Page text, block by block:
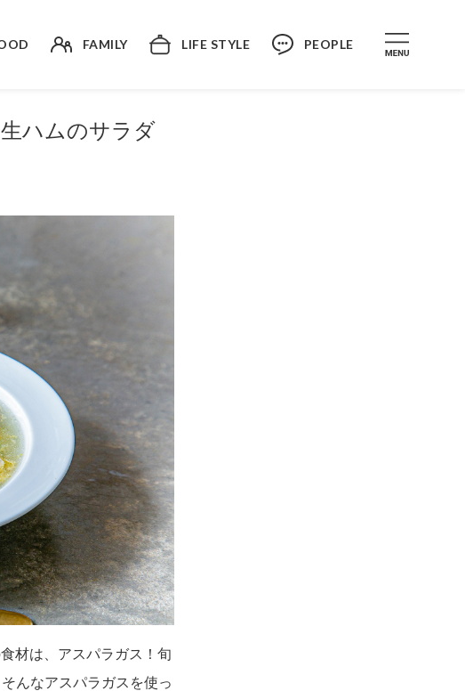
FAMILY LIFE STYLE PEOPLE
ハムのサラダ
材は、アスパラガス！旬
んなアスパラガスを使っ